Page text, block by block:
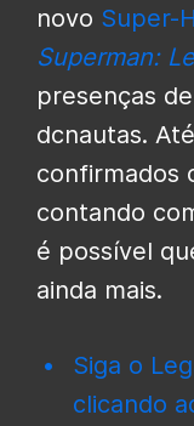
novo Super-
Superman:
presenças
dcnautas.
confirmados
contando
é possível
ainda mais.
Siga o
clicando